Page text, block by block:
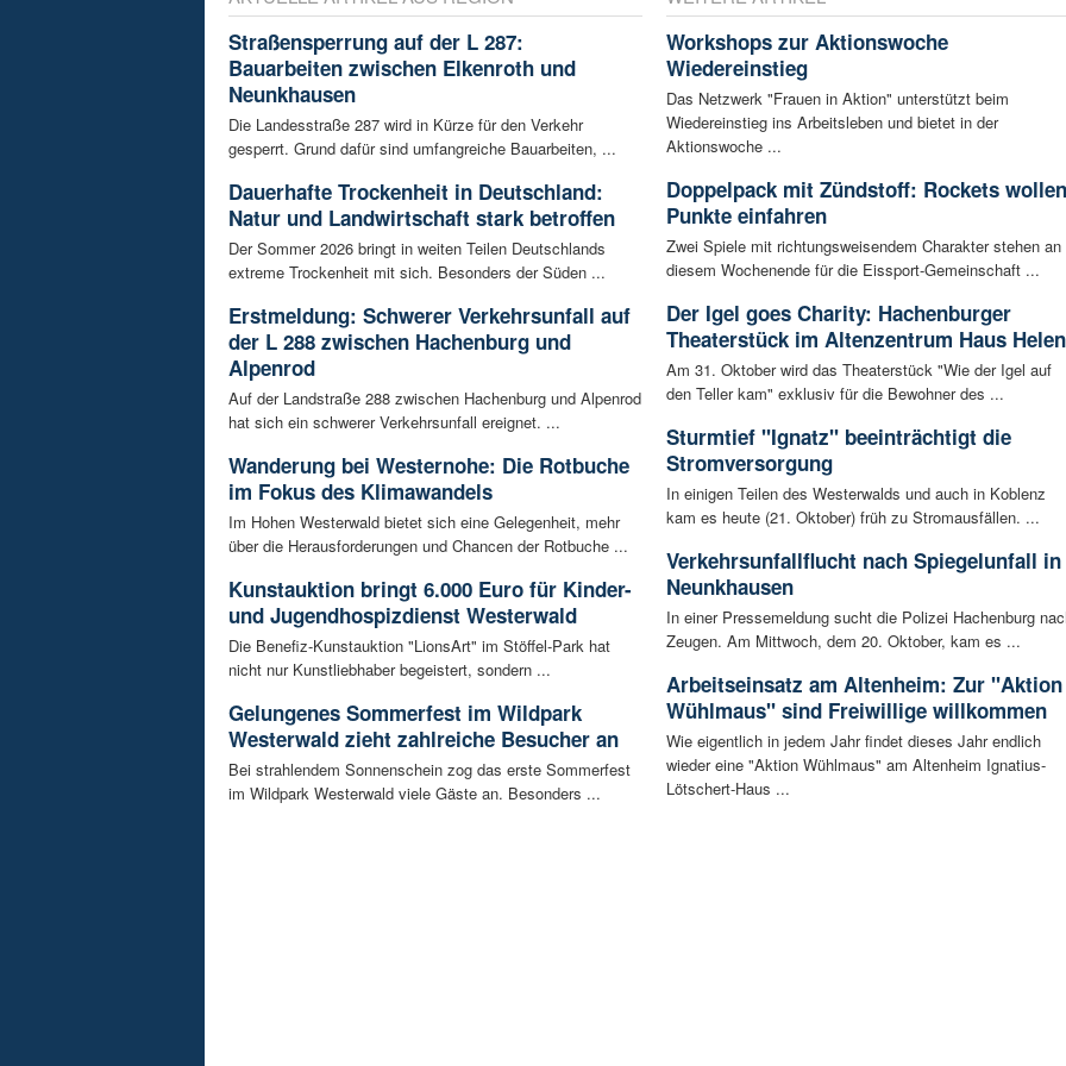
Straßensperrung auf der L 287:
Bauarbeiten zwischen Elkenroth und
Neunkhausen
Die Landesstraße 287 wird in Kürze für den Verkehr
gesperrt. Grund dafür sind umfangreiche Bauarbeiten, ...
Dauerhafte Trockenheit in Deutschland:
Natur und Landwirtschaft stark betroffen
Der Sommer 2026 bringt in weiten Teilen Deutschlands
extreme Trockenheit mit sich. Besonders der Süden ...
Erstmeldung: Schwerer Verkehrsunfall auf
der L 288 zwischen Hachenburg und
Alpenrod
Auf der Landstraße 288 zwischen Hachenburg und Alpenrod
hat sich ein schwerer Verkehrsunfall ereignet. ...
Wanderung bei Westernohe: Die Rotbuche
im Fokus des Klimawandels
Im Hohen Westerwald bietet sich eine Gelegenheit, mehr
über die Herausforderungen und Chancen der Rotbuche ...
Kunstauktion bringt 6.000 Euro für Kinder-
und Jugendhospizdienst Westerwald
Die Benefiz-Kunstauktion "LionsArt" im Stöffel-Park hat
nicht nur Kunstliebhaber begeistert, sondern ...
Gelungenes Sommerfest im Wildpark
Westerwald zieht zahlreiche Besucher an
Bei strahlendem Sonnenschein zog das erste Sommerfest
im Wildpark Westerwald viele Gäste an. Besonders ...
Workshops zur Aktionswoche
Wiedereinstieg
Das Netzwerk "Frauen in Aktion" unterstützt beim
Wiedereinstieg ins Arbeitsleben und bietet in der
Aktionswoche ...
Doppelpack mit Zündstoff: Rockets wollen
Punkte einfahren
Zwei Spiele mit richtungsweisendem Charakter stehen an
diesem Wochenende für die Eissport-Gemeinschaft ...
Der Igel goes Charity: Hachenburger
Theaterstück im Altenzentrum Haus
Am 31. Oktober wird das Theaterstück "Wie der Igel auf
den Teller kam" exklusiv für die Bewohner des ...
Sturmtief "Ignatz" beeinträchtigt die
Stromversorgung
In einigen Teilen des Westerwalds und auch in Koblenz
kam es heute (21. Oktober) früh zu Stromausfällen. ...
Verkehrsunfallflucht nach Spiegelunfall in
Neunkhausen
In einer Pressemeldung sucht die Polizei Hachenburg
Zeugen. Am Mittwoch, dem 20. Oktober, kam es ...
Arbeitseinsatz am Altenheim: Zur "Aktion
Wühlmaus" sind Freiwillige willkommen
Wie eigentlich in jedem Jahr findet dieses Jahr endlich
wieder eine "Aktion Wühlmaus" am Altenheim Ignatius-
Lötschert-Haus ...